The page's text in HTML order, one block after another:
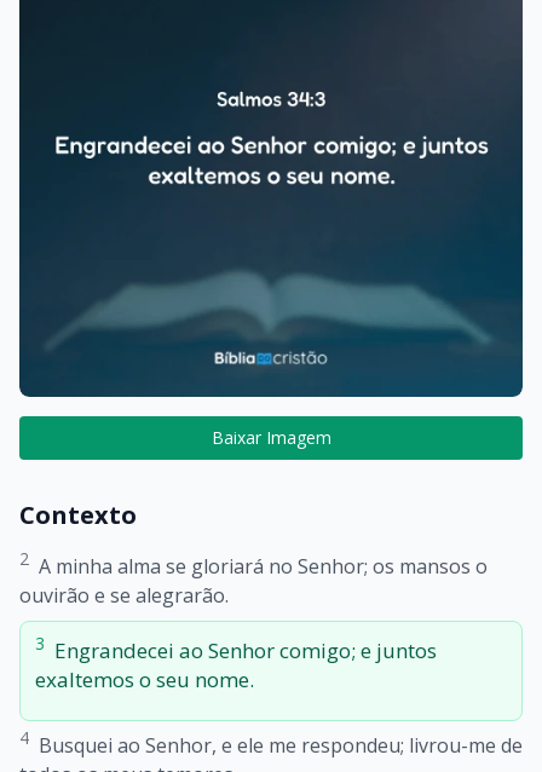
Baixar Imagem
Contexto
2 A minha alma se gloriará no Senhor; os mansos o
ouvirão e se alegrarão.
3 Engrandecei ao Senhor comigo; e juntos
exaltemos o seu nome.
4 Busquei ao Senhor, e ele me respondeu; livrou-me de